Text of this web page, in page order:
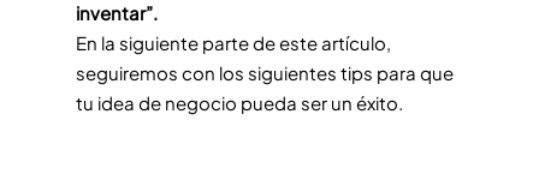
inventar”.
En la siguiente parte de este artículo,
seguiremos con los siguientes tips para que
tu idea de negocio pueda ser un éxito.